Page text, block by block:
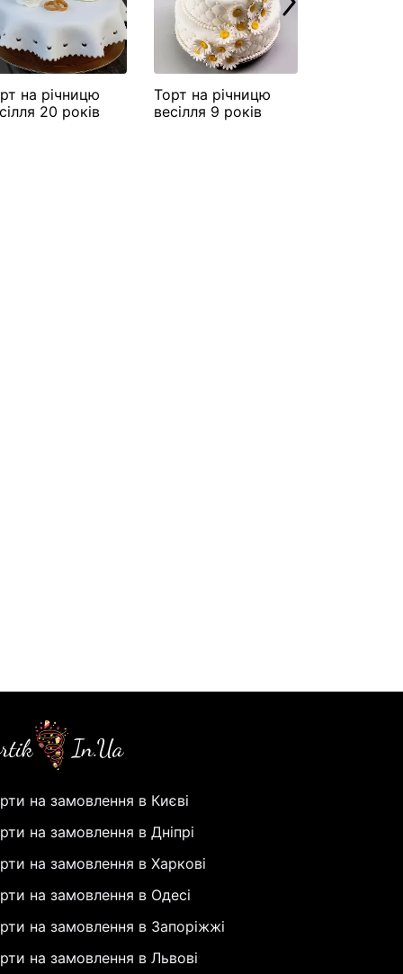
на річницю
20 років
Торт на річницю
весілля 9 років
на замовлення в Києві
на замовлення в Дніпрі
на замовлення в Харкові
на замовлення в Одесі
на замовлення в Запоріжжі
на замовлення в Львові